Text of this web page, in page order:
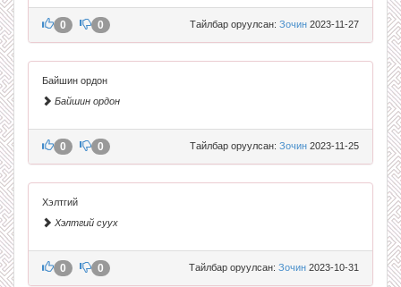
Тайлбар оруулсан: Зочин 2023-11-27
0 0
Байшин ордон
Байшин ордон
Тайлбар оруулсан: Зочин 2023-11-25
0 0
Хэлтгий
Хэлтгий суух
Тайлбар оруулсан: Зочин 2023-10-31
0 0